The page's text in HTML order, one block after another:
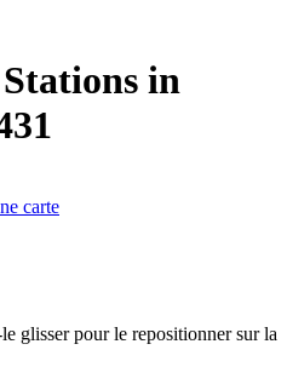
in
carte
glisser pour le repositionner sur la